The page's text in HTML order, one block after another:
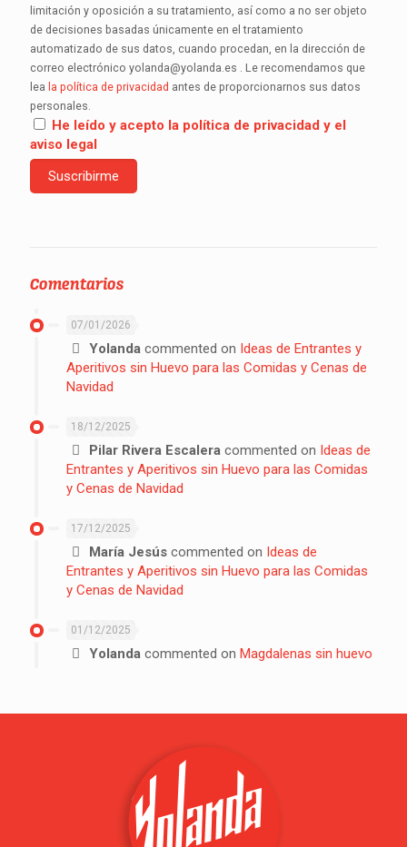
limitación y oposición a su tratamiento, así como a no ser objeto
de decisiones basadas únicamente en el tratamiento
automatizado de sus datos, cuando procedan, en la dirección de
correo electrónico yolanda@yolanda.es . Le recomendamos que
lea la política de privacidad antes de proporcionarnos sus datos
personales.
He leído y acepto la política de privacidad y el
aviso legal
Comentarios
07/01/2026
Yolanda commented on Ideas de Entrantes y
Aperitivos sin Huevo para las Comidas y Cenas de
Navidad
18/12/2025
Pilar Rivera Escalera commented on Ideas de
Entrantes y Aperitivos sin Huevo para las Comidas
y Cenas de Navidad
17/12/2025
María Jesús commented on Ideas de
Entrantes y Aperitivos sin Huevo para las Comidas
y Cenas de Navidad
01/12/2025
Yolanda commented on Magdalenas sin huevo